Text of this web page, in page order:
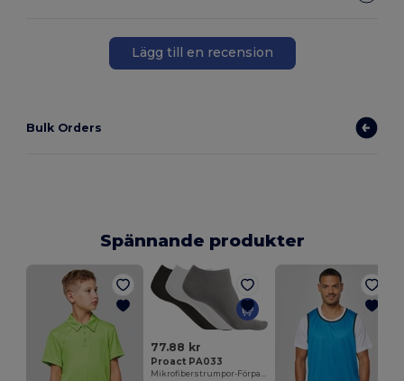
Lägg till en recension
Bulk Orders
Spännande produkter
77.88 kr
Proact PA033